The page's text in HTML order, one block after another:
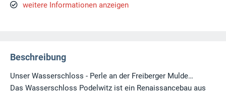
weitere Informationen anzeigen
Beschreibung
Unser Wasserschloss - Perle an der Freiberger Mulde…
Das Wasserschloss Podelwitz ist ein Renaissancebau aus